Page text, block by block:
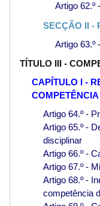
Artigo 62.º
SECÇÃO II -
Artigo 63.º
TÍTULO III -
CAPÍTULO I -
COMPETÊNCIA
Artigo 64.º -
Artigo 65.º -
disciplinar
Artigo 66.º -
Artigo 67.º -
Artigo 68.º -
competência